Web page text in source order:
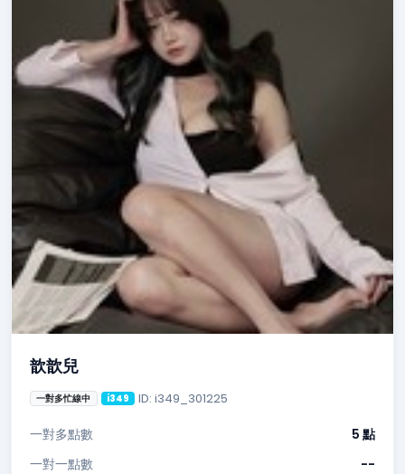
歆歆兒
一對多忙線中 i349 ID: i349_301225
一對多點數
5 點
一對一點數
--